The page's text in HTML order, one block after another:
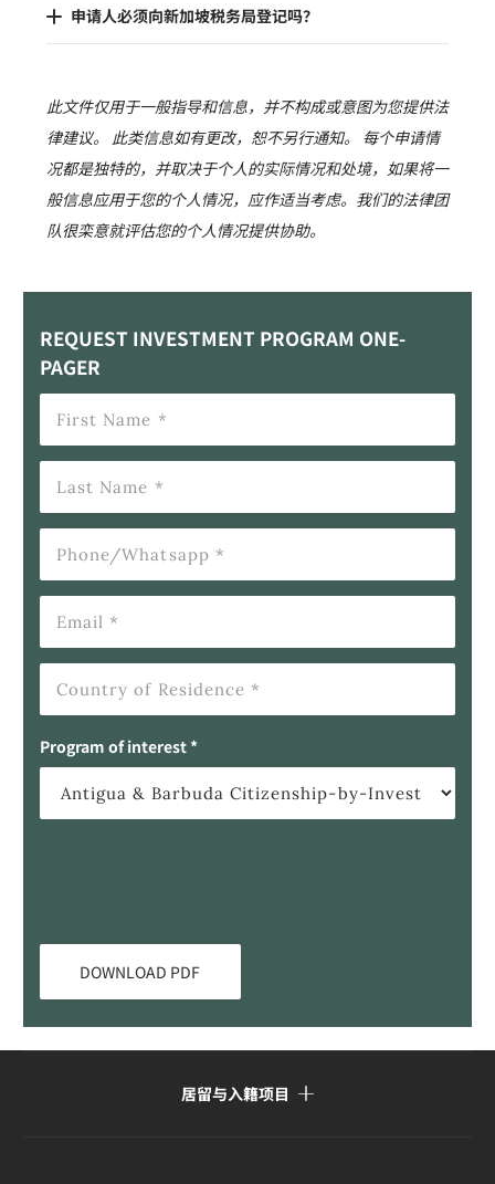
申请人必须向新加坡税务局登记吗？
此文件仅用于一般指导和信息，并不构成或意图为您提供法
律建议。 此类信息如有更改，恕不另行通知。 每个申请情
况都是独特的，并取决于个人的实际情况和处境，如果将一
般信息应用于您的个人情况，应作适当考虑。我们的法律团
队很栾意就评估您的个人情况提供协助。
REQUEST INVESTMENT PROGRAM ONE-
PAGER
Program of interest *
居留与入籍项目